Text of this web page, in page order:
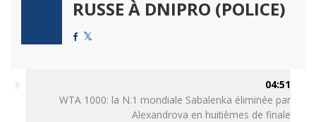
RUSSE À DNIPRO (POLICE)
04:51
WTA 1000: la N.1 mondiale Sabalenka éliminée par
Alexandrova en huitièmes de finale